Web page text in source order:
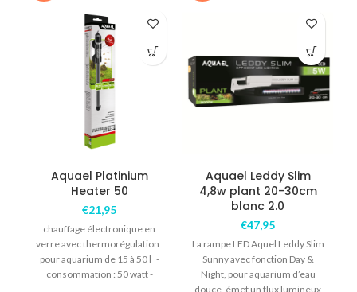
Aquael Platinium
Heater 50
€21,95
chauffage électronique en
verre avec thermorégulation
pour aquarium de 15 à 50 l -
consommation : 50 watt -
Aquael Leddy Slim
4,8w plant 20-30cm
blanc 2.0
€47,95
La rampe LED Aquel Leddy Slim
Sunny avec fonction Day &
Night, pour aquarium d’eau
douce, émet un flux lumineux